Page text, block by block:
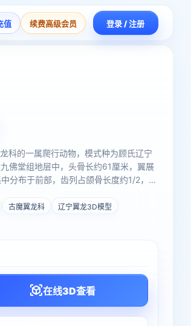
值 续费高级会员 登录 / 注册
科的一属爬行动物，模式种为顾氏辽宁
佛堂组地层中，头骨长约61厘米，翼展
分布于前部，齿列占颌骨长度约1/2，其
古魔翼龙科
辽宁翼龙3D模型
在线3D查看